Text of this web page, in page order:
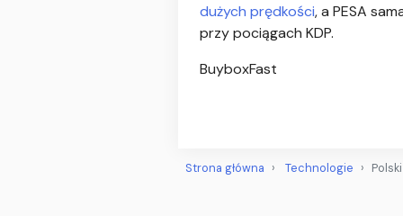
dużych prędkości, a PESA
przy pociągach KDP.
BuyboxFast
Strona główna Technologie